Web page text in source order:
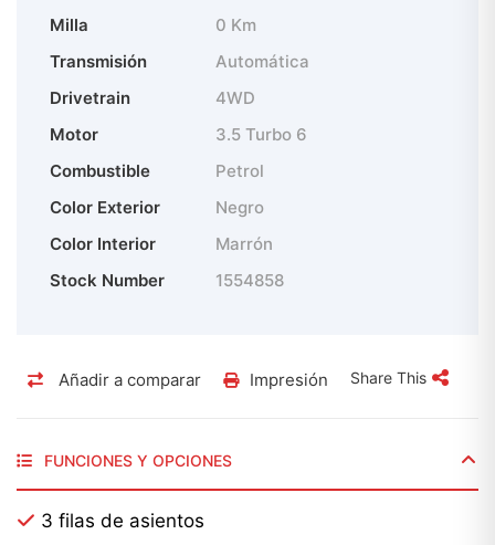
Milla
0 Km
Transmisión
Automática
Drivetrain
4WD
Motor
3.5 Turbo 6
Combustible
Petrol
Color Exterior
Negro
Color Interior
Marrón
Stock Number
1554858
Añadir a comparar Impresión Share This
FUNCIONES Y OPCIONES
3 filas de asientos